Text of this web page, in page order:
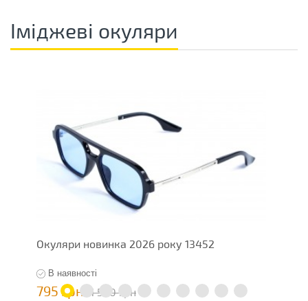
Іміджеві окуляри
Окуляри новинка 2026 року 13452
В наявності
795 грн 1 590 грн